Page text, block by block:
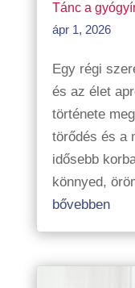
Tánc a
ápr 1, 2026
Egy régi
és az élet
története
törődés és a
idősebb
könnyed,
bővebben